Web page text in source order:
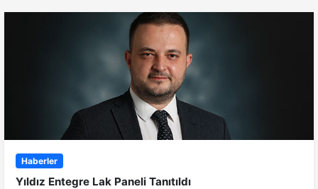
Haberler
Yıldız Entegre Lak Paneli Tanıtıldı